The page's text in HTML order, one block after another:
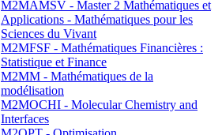
M2MAMSV - Master 2 Mathématiques et
Applications - Mathématiques pour les
Sciences du Vivant
M2MFSF - Mathématiques Financières :
Statistique et Finance
M2MM - Mathématiques de la
modélisation
M2MOCHI - Molecular Chemistry and
Interfaces